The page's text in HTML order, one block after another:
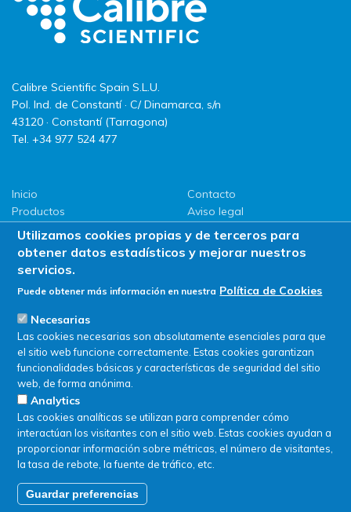
Calibre Scientific Spain S.L.U.
Pol. Ind. de Constantí · C/ Dinamarca, s/n
43120 · Constantí (Tarragona)
Tel. +34 977 524 477
Inicio
Productos
LLG
Promociones
ServiSAT
Contacto
Aviso legal
Política de privacidad
Política de Cookies
Utilizamos cookies propias y de terceros para
obtener datos estadísticos y mejorar nuestros
servicios.
Puede obtener más información en nuestra Política de Cookies
Necesarias
Las cookies necesarias son absolutamente esenciales para que
el sitio web funcione correctamente. Estas cookies garantizan
funcionalidades básicas y características de seguridad del sitio
web, de forma anónima.
Analytics
Las cookies analíticas se utilizan para comprender cómo
interactúan los visitantes con el sitio web. Estas cookies ayudan a
proporcionar información sobre métricas, el número de visitantes,
la tasa de rebote, la fuente de tráfico, etc.
Guardar preferencias